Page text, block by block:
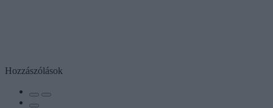
Hozzászólások